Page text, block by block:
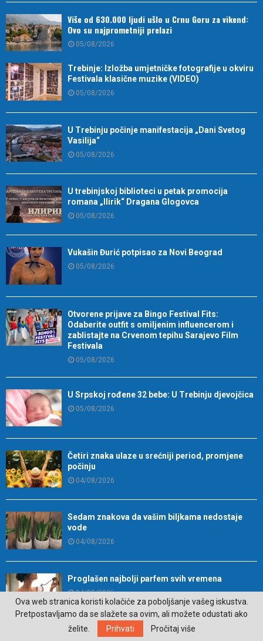
Više od 630.000 ljudi ušlo u Crnu Goru za vikend:
Ovo su najprometniji prelazi
05/08/2026
Trebinje: Izložba umjetničke fotografije u okviru
Festivala klasične muzike (VIDEO)
05/08/2026
U Trebinju počinje manifestacija „Dani Svetog
Vasilija“
05/08/2026
U trebinjskoj biblioteci u petak promocija
romana „Ilirik“ Dragana Glogovca
05/08/2026
Vukašin Đurić potpisao za Novi Beograd
05/08/2026
Otvorene prijave za Bingo Festival Fits:
Odaberite outfit s omiljenim influencerom i
zablistajte na Crvenom tepihu Sarajevo Film
Festivala
05/08/2026
U Srpskoj rođene 32 bebe: U Trebinju djevojčica
05/08/2026
Četiri znaka ulaze u srećniji period, promjene
počinju
04/08/2026
Sedam znakova da vašim biljkama nedostaje
vode
04/08/2026
Proglašen najbolji parfem svih vremena
04/08/2026
Ova web stranica koristi kolačiće za poboljšanje vašeg iskustva.
Pretpostavljamo da se slažete sa ovim, ali možete odustati ako
želite.
Prihvati Pročitaj više